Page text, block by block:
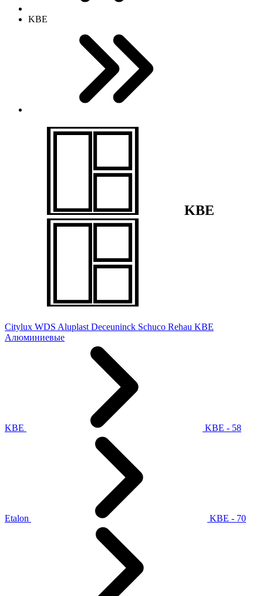
KBE
KBE
Citylux WDS Aluplast Deceuninck Schuco Rehau KBE
Алюминиевые
KBE KBE - 58
Etalon KBE - 70